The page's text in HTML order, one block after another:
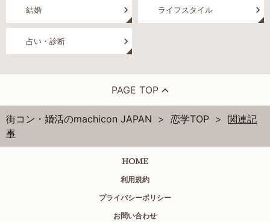
結婚 ライフスタイル
占い・診断
PAGE TOP
街コン・婚活のmachicon JAPAN 恋学TOP
関連記
事
HOME
利用規約
プライバシーポリシー
お問い合わせ